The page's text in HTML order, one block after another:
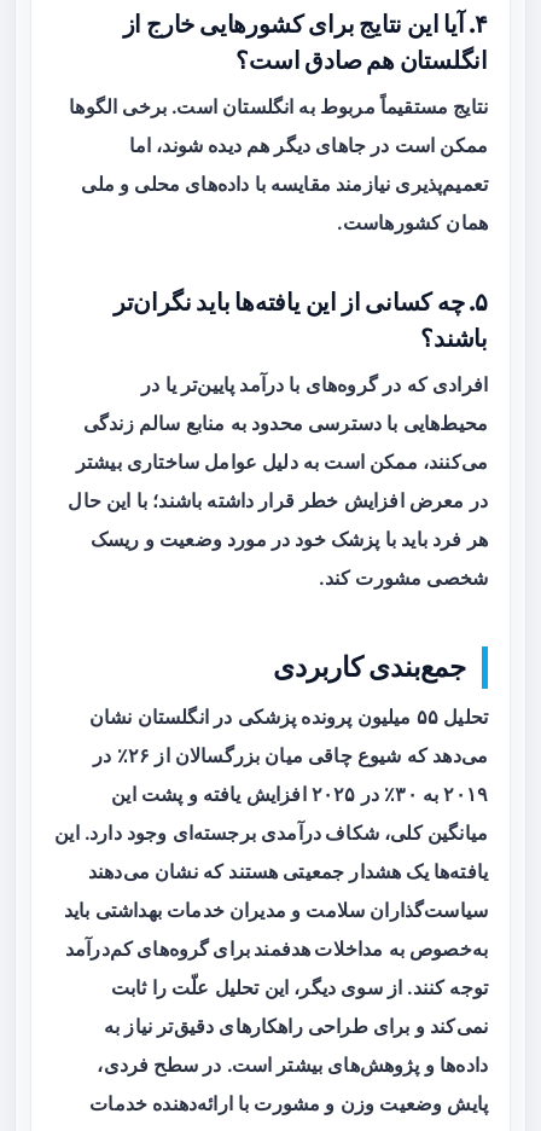
۴. آیا این نتایج برای کشورهایی خارج از
انگلستان هم صادق است؟
نتایج مستقیماً مربوط به انگلستان است. برخی الگوها
ممکن است در جاهای دیگر هم دیده شوند، اما
تعمیم‌پذیری نیازمند مقایسه با داده‌های محلی و ملی
همان کشورهاست.
۵. چه کسانی از این یافته‌ها باید نگران‌تر
باشند؟
افرادی که در گروه‌های با درآمد پایین‌تر یا در
محیط‌هایی با دسترسی محدود به منابع سالم زندگی
می‌کنند، ممکن است به دلیل عوامل ساختاری بیشتر
در معرض افزایش خطر قرار داشته باشند؛ با این حال
هر فرد باید با پزشک خود در مورد وضعیت و ریسک
شخصی مشورت کند.
جمع‌بندی کاربردی
تحلیل ۵۵ میلیون پرونده پزشکی در انگلستان نشان
می‌دهد که شیوع چاقی میان بزرگسالان از ۲۶٪ در
۲۰۱۹ به ۳۰٪ در ۲۰۲۵ افزایش یافته و پشت این
میانگین کلی،شکاف درآمدی برجسته‌ای وجود دارد. این
یافته‌ها یک هشدار جمعیتی هستند که نشان می‌دهند
سیاست‌گذاران سلامت و مدیران خدمات بهداشتی باید
به‌خصوص به مداخلات هدفمند برای گروه‌های کم‌درآمد
توجه کنند. از سوی دیگر، این تحلیل علّت را ثابت
نمی‌کند و برای طراحی راهکارهای دقیق‌تر نیاز به
داده‌ها و پژوهش‌های بیشتر است. در سطح فردی،
پایش وضعیت وزن و مشورت با ارائه‌دهنده خدمات